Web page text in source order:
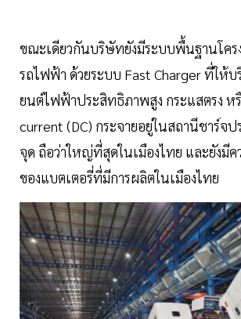
ขณะเดียวกันบริษัทยังมีระบบพื้นฐานโคร
รถไฟฟ้า ด้วยระบบ Fast Charger ที่ให้บ
ยนต์ไฟฟ้าประสิทธิภาพสูง กระแสตรง ห
current (DC) กระจายอยู่ในสถานีชาร์จ
จุด ถือว่าใหญ่ที่สุดในเมืองไทย และยังมีค
ของแบตเตอรี่ที่มีการผลิตในเมืองไทย